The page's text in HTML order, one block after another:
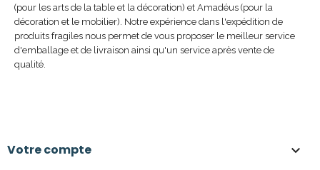
(pour les arts de la table et la décoration) et Amadéus (pour la
décoration et le mobilier). Notre expérience dans l'expédition de
produits fragiles nous permet de vous proposer le meilleur service
d'emballage et de livraison ainsi qu'un service après vente de
qualité.
Votre compte 